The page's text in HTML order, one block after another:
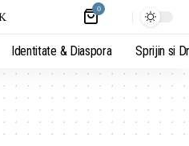
0
Identitate & Diaspora Sprijin si